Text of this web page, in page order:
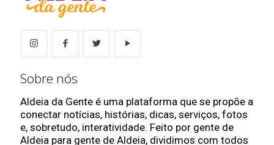
Sobre nós
Aldeia da Gente é uma plataforma que se propõe a
conectar notícias, histórias, dicas, serviços, fotos
e, sobretudo, interatividade. Feito por gente de
Aldeia para gente de Aldeia, dividimos com todos